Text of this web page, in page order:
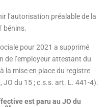
l’autorisation préalable de la
bénins.
pour 2021 a supprimé
de l’employeur attestant du
la mise en place du registre
du 15 ; c.s.s. art. L. 441-4).
est paru au JO du